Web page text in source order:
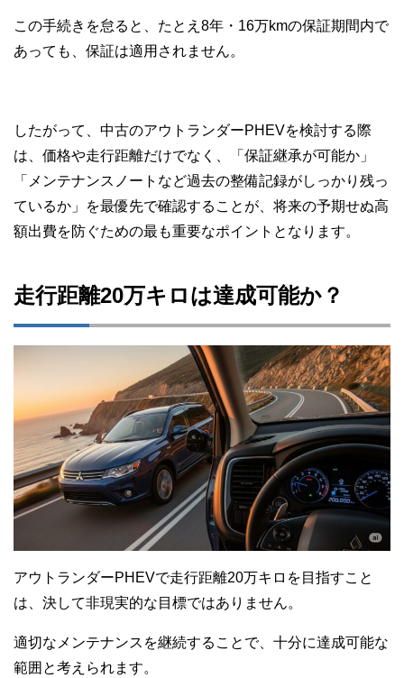
この手続きを怠ると、たとえ8年・16万kmの保証期間内で
あっても、保証は適用されません。
したがって、中古のアウトランダーPHEVを検討する際
は、価格や走行距離だけでなく、「保証継承が可能か」
「メンテナンスノートなど過去の整備記録がしっかり残っ
ているか」を最優先で確認することが、将来の予期せぬ高
額出費を防ぐための最も重要なポイントとなります。
走行距離20万キロは達成可能か？
アウトランダーPHEVで走行距離20万キロを目指すこと
は、決して非現実的な目標ではありません。
適切なメンテナンスを継続することで、十分に達成可能な
範囲と考えられます。